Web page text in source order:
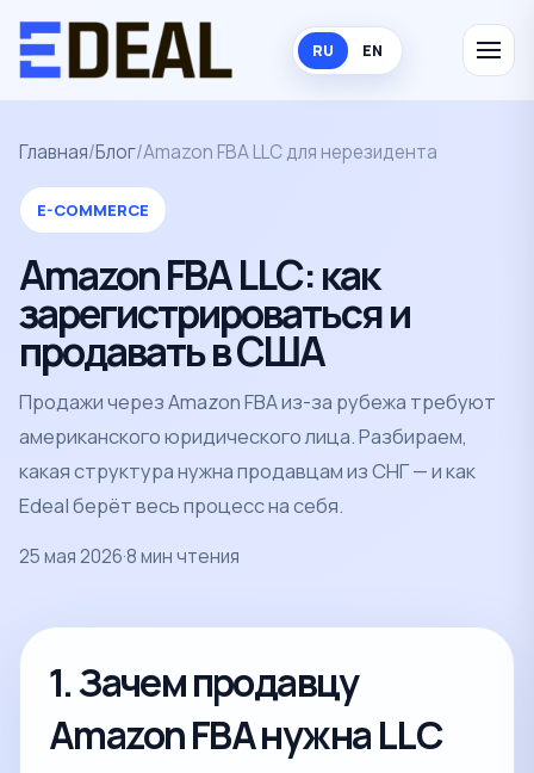
RU EN
Главная/Блог/Amazon FBA LLC для нерезидента
E-COMMERCE
Amazon FBA LLC: как
зарегистрироваться и
продавать в США
Продажи через Amazon FBA из-за рубежа требуют
американского юридического лица. Разбираем,
какая структура нужна продавцам из СНГ — и как
Edeal берёт весь процесс на себя.
25 мая 2026·8 мин чтения
1. Зачем продавцу
Amazon FBA нужна LLC